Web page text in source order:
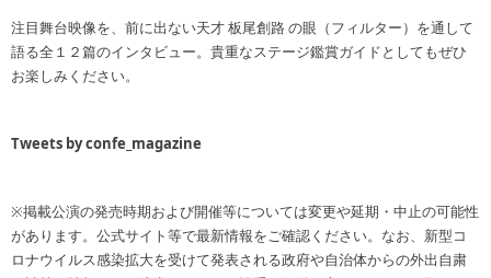
注目舞台映像を、前に出ない天才 板尾創路 の眼（フィルター）を通して
語る全１２篇のインタビュー。貴重なステージ鑑賞ガイドとしてもぜひ
お楽しみください。
Tweets by confe_magazine
※掲載公演の発売時期および開催等については変更や延期・中止の可能性
があります。公式サイト等で最新情報をご確認ください。なお、新型コ
ロナウイルス感染拡大を受けて発表される政府や自治体からの外出自粛